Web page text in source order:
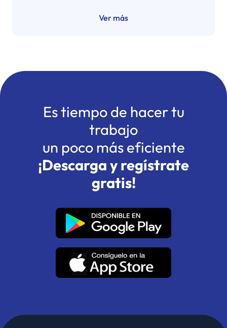
Ver más
Es tiempo de hacer tu
trabajo
un poco más eficiente
¡Descarga y regístrate
gratis!